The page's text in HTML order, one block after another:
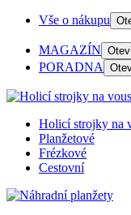
Vše o nákupu
MAGAZÍN
PORADNA
Holicí strojky na
Planžetové
Frézkové
Cestovní